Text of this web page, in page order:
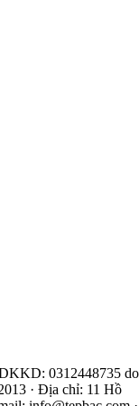
0312448735 do
· Địa chỉ: 11 Hồ